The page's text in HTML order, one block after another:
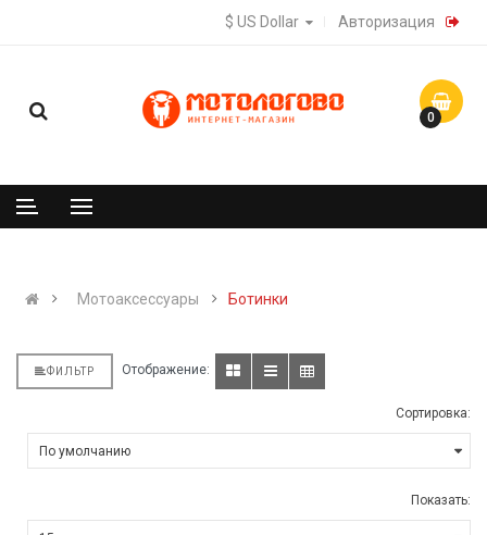
Авторизация
0
Мотоаксессуары Ботинки
ФИЛЬТР Отображение:
Сортировка:
Показать: